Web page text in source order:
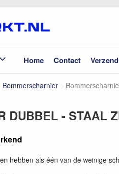
Home Contact
Bommerscharnier
DUBBEL - STAAL
hebben als één van de weinige